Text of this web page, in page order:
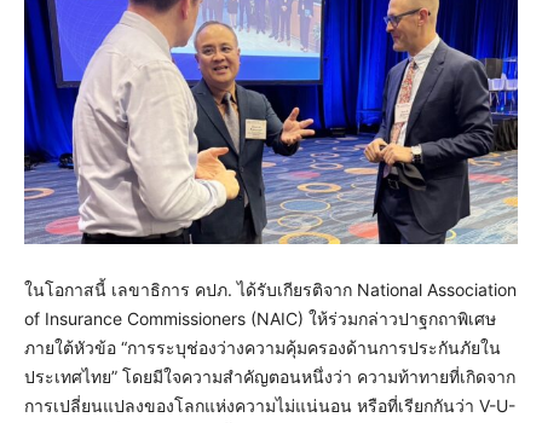
ในโอกาสนี้ เลขาธิการ คปภ. ได้รับเกียรติจาก National Association
of Insurance Commissioners (NAIC) ให้ร่วมกล่าวปาฐกถาพิเศษ
ภายใต้หัวข้อ “การระบุช่องว่างความคุ้มครองด้านการประกันภัยใน
ประเทศไทย” โดยมีใจความสำคัญตอนหนึ่งว่า ความท้าทายที่เกิดจาก
การเปลี่ยนแปลงของโลกแห่งความไม่แน่นอน หรือที่เรียกกันว่า V-U-